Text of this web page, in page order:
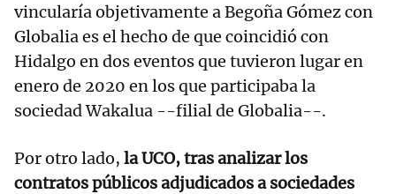
vincularía objetivamente a Begoña Gómez con
Globalia es el hecho de que coincidió con
Hidalgo en dos eventos que tuvieron lugar en
enero de 2020 en los que participaba la
sociedad Wakalua --filial de Globalia--.
Por otro lado, la UCO, tras analizar los
contratos públicos adjudicados a sociedades